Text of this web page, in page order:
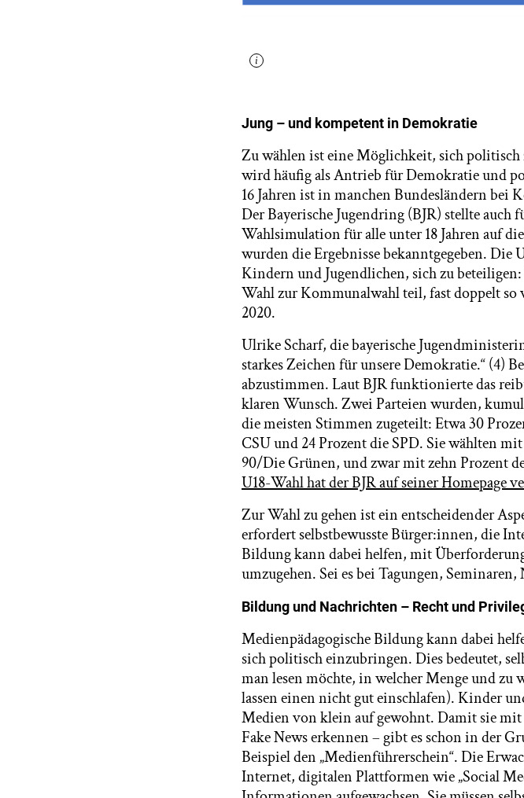
Jung – und kompetent in Demokratie
Zu wählen ist eine Möglichkeit, sich politisch
wird häufig als Antrieb für Demokratie und
16 Jahren ist in manchen Bundesländern
Der Bayerische Jugendring (BJR) stellte
Wahlsimulation für alle unter 18 Jahren auf
wurden die Ergebnisse bekanntgegeben.
Kindern und Jugendlichen, sich zu
Wahl zur Kommunalwahl teil, fast doppelt
2020.
Ulrike Scharf, die bayerische
starkes Zeichen für unsere Demokratie.“ (4)
abzustimmen. Laut BJR funktionierte das
klaren Wunsch. Zwei Parteien wurden,
die meisten Stimmen zugeteilt: Etwa 30
CSU und 24 Prozent die SPD. Sie wählten
90/Die Grünen, und zwar mit zehn Prozent
U18-Wahl hat der BJR auf seiner Homepage
Zur Wahl zu gehen ist ein entscheidender
erfordert selbstbewusste Bürger:innen, die
Bildung kann dabei helfen, mit
umzugehen. Sei es bei Tagungen,
Bildung und Nachrichten – Recht und
Medienpädagogische Bildung kann dabei
sich politisch einzubringen. Dies bedeutet,
man lesen möchte, in welcher Menge und
lassen einen nicht gut einschlafen). Kinder
Medien von klein auf gewohnt. Damit sie
Fake News erkennen – gibt es schon in der
Beispiel den „Medienführerschein“. Die
Internet, digitalen Plattformen wie „Social